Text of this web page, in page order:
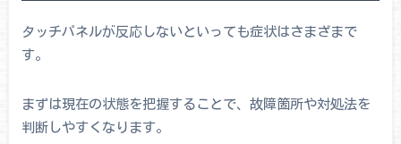
タッチパネルが反応しないといっても症状はさまざまで
す。
まずは現在の状態を把握することで、故障箇所や対処法を
判断しやすくなります。